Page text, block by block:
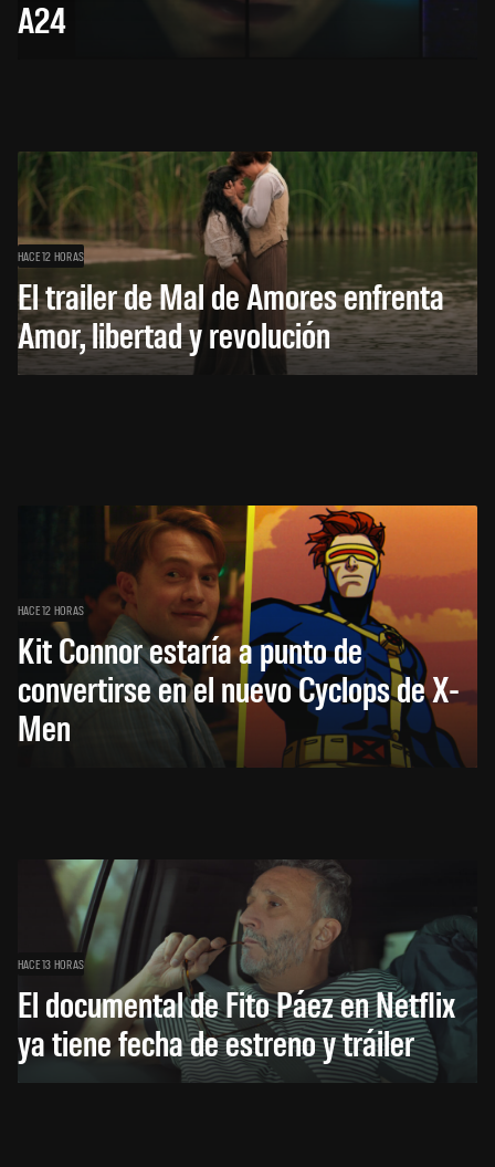
A24
HACE 12 HORAS
El trailer de Mal de Amores enfrenta
Amor, libertad y revolución
HACE 12 HORAS
Kit Connor estaría a punto de
convertirse en el nuevo Cyclops de X-
Men
HACE 13 HORAS
El documental de Fito Páez en Netflix
ya tiene fecha de estreno y tráiler